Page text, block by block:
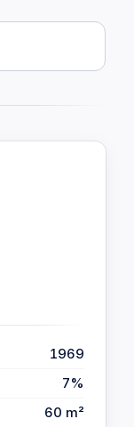
1969
7%
60 m²